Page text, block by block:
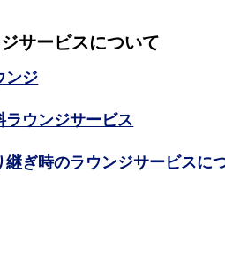
サービスについて
ンジ
ラウンジサービス
継ぎ時のラウンジサービスに